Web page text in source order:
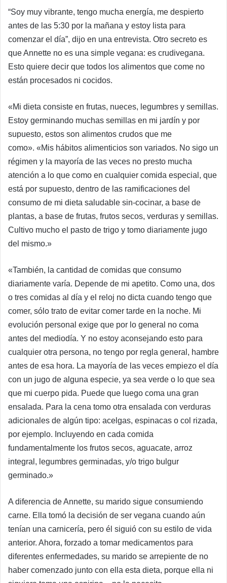
“Soy muy vibrante, tengo mucha energía, me despierto
antes de las 5:30 por la mañana y estoy lista para
comenzar el día”, dijo en una entrevista. Otro secreto es
que Annette no es una simple vegana: es crudivegana.
Esto quiere decir que todos los alimentos que come no
están procesados ni cocidos.
«Mi dieta consiste en frutas, nueces, legumbres y semillas.
Estoy germinando muchas semillas en mi jardín y por
supuesto, estos son alimentos crudos que me
como». «Mis hábitos alimenticios son variados. No sigo un
régimen y la mayoría de las veces no presto mucha
atención a lo que como en cualquier comida especial, que
está por supuesto, dentro de las ramificaciones del
consumo de mi dieta saludable sin-cocinar, a base de
plantas, a base de frutas, frutos secos, verduras y semillas.
Cultivo mucho el pasto de trigo y tomo diariamente jugo
del mismo.»
«También, la cantidad de comidas que consumo
diariamente varía. Depende de mi apetito. Como una, dos
o tres comidas al día y el reloj no dicta cuando tengo que
comer, sólo trato de evitar comer tarde en la noche. Mi
evolución personal exige que por lo general no coma
antes del mediodía. Y no estoy aconsejando esto para
cualquier otra persona, no tengo por regla general, hambre
antes de esa hora. La mayoría de las veces empiezo el día
con un jugo de alguna especie, ya sea verde o lo que sea
que mi cuerpo pida. Puede que luego coma una gran
ensalada. Para la cena tomo otra ensalada con verduras
adicionales de algún tipo: acelgas, espinacas o col rizada,
por ejemplo. Incluyendo en cada comida
fundamentalmente los frutos secos, aguacate, arroz
integral, legumbres germinadas, y/o trigo bulgur
germinado.»
A diferencia de Annette, su marido sigue consumiendo
carne. Ella tomó la decisión de ser vegana cuando aún
tenían una carnicería, pero él siguió con su estilo de vida
anterior. Ahora, forzado a tomar medicamentos para
diferentes enfermedades, su marido se arrepiente de no
haber comenzado junto con ella esta dieta, porque ella ni